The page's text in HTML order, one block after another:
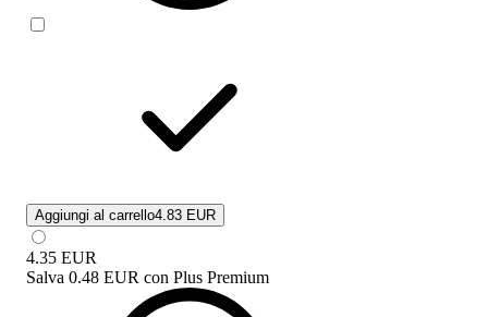
Aggiungi al carrello4.83 EUR
4.35 EUR
Salva 0.48 EUR con Plus Premium